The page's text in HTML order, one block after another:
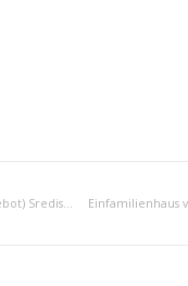
Einfamilienhaus verkauf (angebot) Sredisnja Hrvatska